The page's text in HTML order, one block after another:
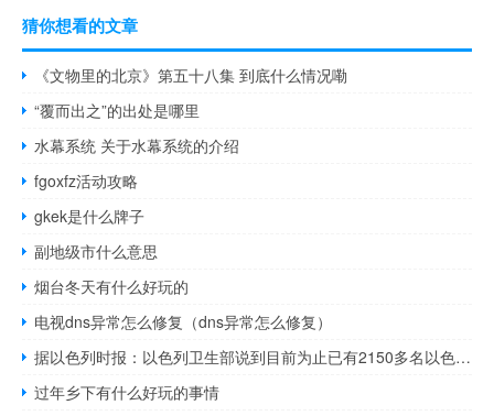
猜你想看的文章
《文物里的北京》第五十八集 到底什么情况嘞
“覆而出之”的出处是哪里
水幕系统 关于水幕系统的介绍
fgoxfz活动攻略
gkek是什么牌子
副地级市什么意思
烟台冬天有什么好玩的
电视dns异常怎么修复（dns异常怎么修复）
据以色列时报：以色列卫生部说到目前为止已有2150多名以色列人受伤
过年乡下有什么好玩的事情